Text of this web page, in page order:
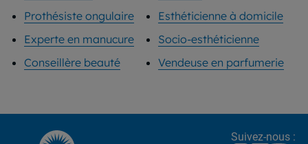
Prothésiste ongulaire
Experte en manucure
Conseillère beauté
Esthéticienne à domicile
Socio-esthéticienne
Vendeuse en parfumerie
Suivez-nous :